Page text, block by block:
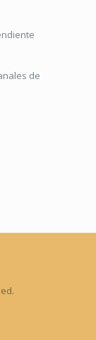
de